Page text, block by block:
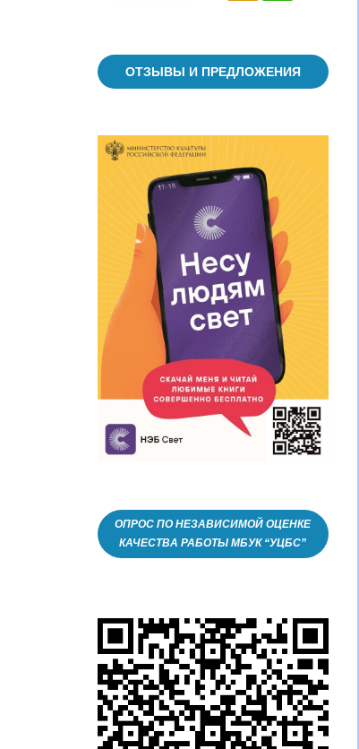
ОТЗЫВЫ И ПРЕДЛОЖЕНИЯ
ОПРОС ПО НЕЗАВИСИМОЙ ОЦЕНКЕ
КАЧЕСТВА РАБОТЫ МБУК “УЦБС”